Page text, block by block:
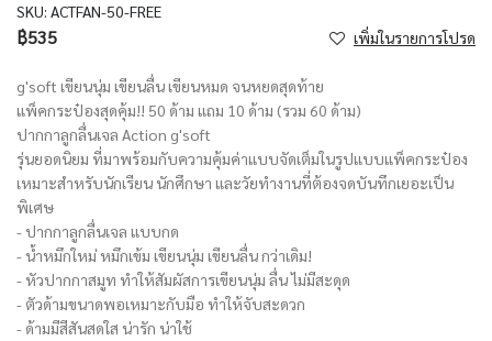
SKU: ACTFAN-50-FREE
฿535 เพิ่มในรายการโปรด
g'soft เขียนนุ่ม เขียนลื่น เขียนหมด จนหยดสุดท้าย
แพ็คกระป๋องสุดคุ้ม!! 50 ด้าม แถม 10 ด้าม (รวม 60 ด้าม)
ปากกาลูกลื่นเจล Action g'soft
รุ่นยอดนิยม ที่มาพร้อมกับความคุ้มค่าแบบจัดเต็มในรูปแบบแพ็คกระป๋อง
เหมาะสำหรับนักเรียน นักศึกษา และวัยทำงานที่ต้องจดบันทึกเยอะเป็น
พิเศษ
- ปากกาลูกลื่นเจล แบบกด
- น้ำหมึกใหม่ หมึกเข้ม เขียนนุ่ม เขียนลื่น กว่าเดิม!
- หัวปากกาสมูท ทำให้สัมผัสการเขียนนุ่ม ลื่น ไม่มีสะดุด
- ตัวด้ามขนาดพอเหมาะกับมือ ทำให้จับสะดวก
- ด้ามมีสีสันสดใส น่ารัก น่าใช้